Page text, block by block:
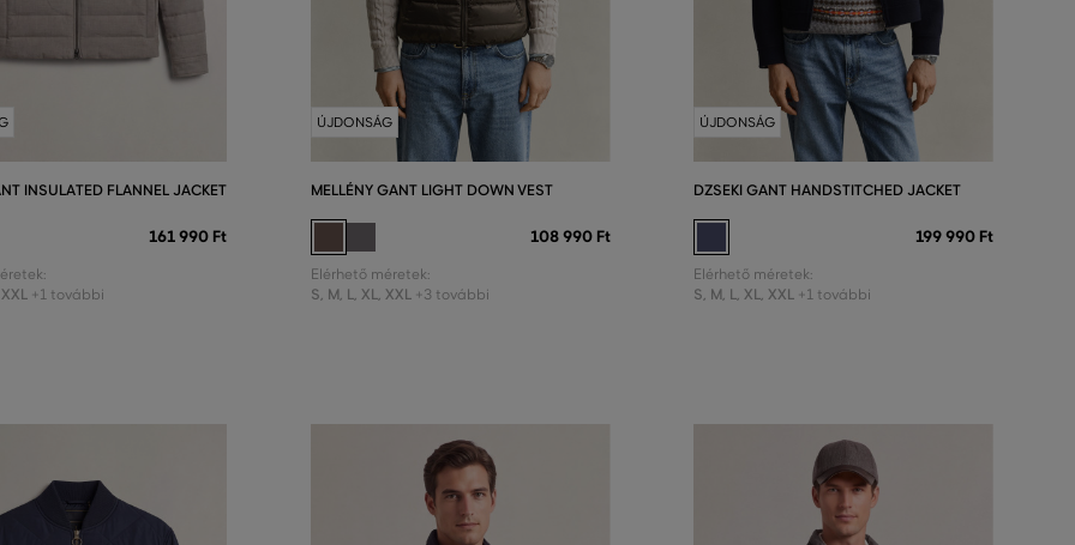
INSULATED FLANNEL JACKET
161 990 Ft
XXL +1 további
ÚJDONSÁG
MELLÉNY GANT LIGHT DOWN VEST
108 990 Ft
Elérhető méretek:
S, M, L, XL, XXL +3 további
ÚJDONSÁG
DZSEKI GANT HANDSTITCHED JACKET
199 990 Ft
Elérhető méretek:
S, M, L, XL, XXL +1 további